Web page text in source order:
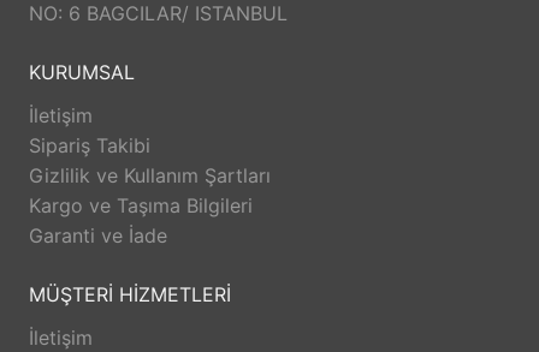
NO: 6 BAGCILAR/ ISTANBUL
KURUMSAL
İletişim
Sipariş Takibi
Gizlilik ve Kullanım Şartları
Kargo ve Taşıma Bilgileri
Garanti ve İade
MÜŞTERİ HİZMETLERİ
İletişim